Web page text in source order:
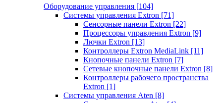
Оборудование управления [104]
Системы управления Extron [71]
Сенсорные панели Extron [22]
Процессоры управления Extron [9]
Лючки Extron [13]
Контроллеры Extron MediaLink [11]
Кнопочные панели Extron [7]
Сетевые кнопочные панели Extron [8]
Контроллеры рабочего пространства
Extron [1]
Системы управления Aten [8]